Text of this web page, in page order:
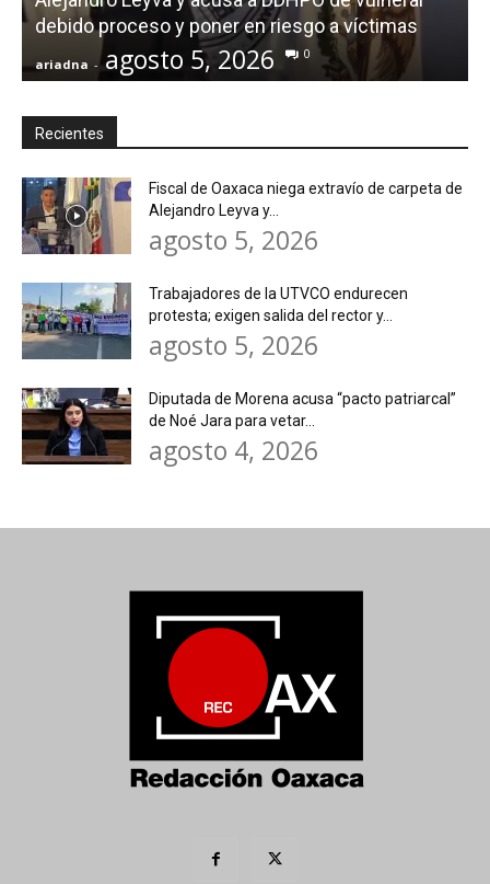
debido proceso y poner en riesgo a víctimas
ariadna - agosto 5, 2026 0
Recientes
Fiscal de Oaxaca niega extravío de carpeta de
Alejandro Leyva y...
agosto 5, 2026
Trabajadores de la UTVCO endurecen
protesta; exigen salida del rector y...
agosto 5, 2026
Diputada de Morena acusa “pacto patriarcal”
de Noé Jara para vetar...
agosto 4, 2026